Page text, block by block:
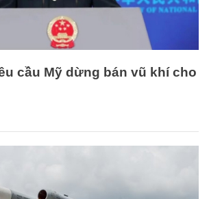
cầu Mỹ dừng bán vũ khí cho